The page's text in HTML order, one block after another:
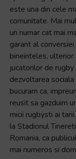
este una din cele
comunitate. Mai
un numar cat mai
garant al
bineinteles, ulterior
jucatorilor de
dezvoltarea
bucuram ca,
reusit sa gazduim
micii rugbysti ai
la Stadionul
Romania, ca
mai numeros si